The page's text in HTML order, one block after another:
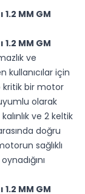
MM GM
MM GM
ve
için
kritik bir motor
olarak
ve 2 keltik
doğru
sağlıklı
MM GM